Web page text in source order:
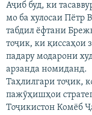
Аҷиб буд, ки
мо ба хулосаи Пётр
табдил ёфтани
тоҷик, ки қиссаҳои
падару модарони
арзанда номиданд.
Таҳлилгари тоҷик,
пажӯҳишҳои
Тоҷикистон Комёб